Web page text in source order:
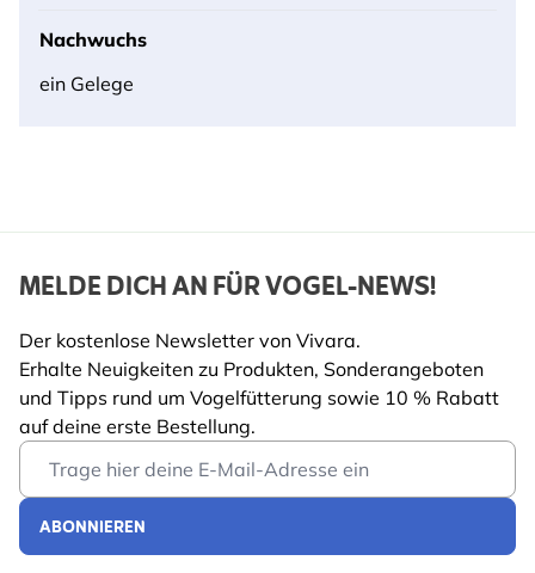
Nachwuchs
ein Gelege
MELDE DICH AN FÜR VOGEL-NEWS!
Der kostenlose Newsletter von Vivara.
Erhalte Neuigkeiten zu Produkten, Sonderangeboten
und Tipps rund um Vogelfütterung sowie 10 % Rabatt
auf deine erste Bestellung.
Email Address
ABONNIEREN